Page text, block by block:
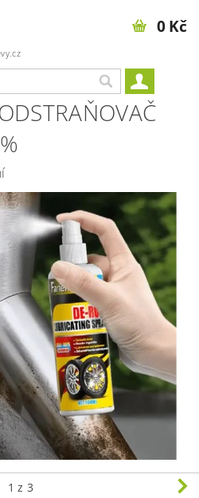
0 Kč
1 z 3